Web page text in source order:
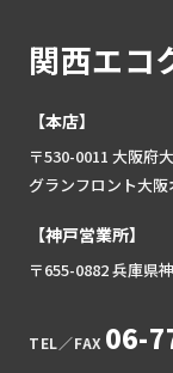
関西エコ
【本店】
〒530-0011 大阪府
グランフロント大
【神戸営業所】
〒655-0882 兵庫県
TEL／FAX 06-